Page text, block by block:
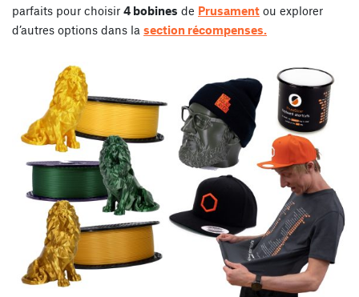
parfaits pour choisir 4 bobines de Prusament ou explorer
d’autres options dans la section récompenses.